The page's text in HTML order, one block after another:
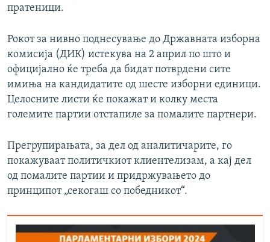
пратеници.
Рокот за нивно поднесување до Државната изборна
комисија (ДИК) истекува на 2 април по што и
официјално ќе треба да бидат потврдени сите
имиња на кандидатите од шесте изборни единици.
Целосните листи ќе покажат и колку места
големите партии отстапиле за помалите партнери.
Прегрупирањата, за дел од аналитичарите, го
покажуваат политичкиот клиентелизам, а кај дел
од помалите партии и придржувањето до
принципот „секогаш со победникот“.